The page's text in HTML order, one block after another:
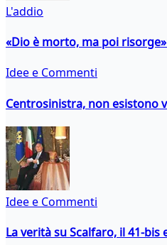
L'addio
«Dio è morto, ma poi
Idee e Commenti
Centrosinistra, non esistono
Idee e Commenti
La verità su Scalfaro, il 41-